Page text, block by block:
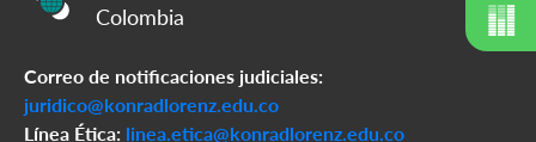
Colombia
Correo de notificaciones judiciales:
juridico@konradlorenz.edu.co
Línea Ética: linea.etica@konradlorenz.edu.co